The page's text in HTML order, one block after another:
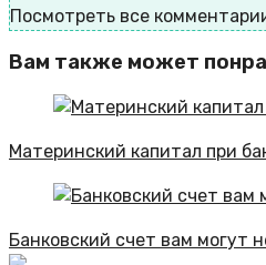
Посмотреть все
Вам также может
Материнский капитал при
Банковский счет вам могут